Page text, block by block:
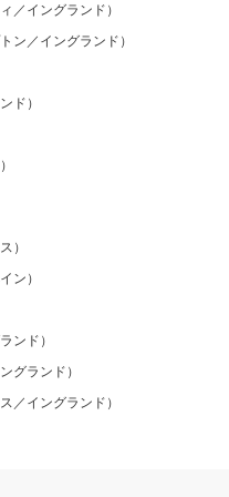
／イングランド）
ン／イングランド）
ド）
）
ン）
ンド）
グランド）
／イングランド）